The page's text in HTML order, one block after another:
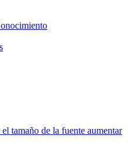
tamaño de la fuente aumentar